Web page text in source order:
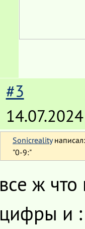
#3
Sonicrealityнаписал:
"0-9:"
все ж что
цифры и :